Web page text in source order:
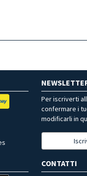
Per iscriverti
confermare i
modificarli in
CONTATTI